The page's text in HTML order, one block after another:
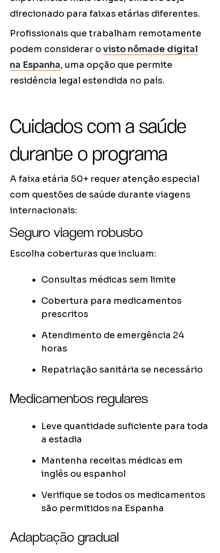
direcionado para faixas etárias diferentes.
Profissionais que trabalham remotamente
podem considerar o visto nômade digital
na Espanha, uma opção que permite
residência legal estendida no país.
Cuidados com a saúde
durante o programa
A faixa etária 50+ requer atenção especial
com questões de saúde durante viagens
internacionais:
Seguro viagem robusto
Escolha coberturas que incluam:
Consultas médicas sem limite
Cobertura para medicamentos
prescritos
Atendimento de emergência 24
horas
Repatriação sanitária se necessário
Medicamentos regulares
Leve quantidade suficiente para toda
a estadia
Mantenha receitas médicas em
inglês ou espanhol
Verifique se todos os medicamentos
são permitidos na Espanha
Adaptação gradual